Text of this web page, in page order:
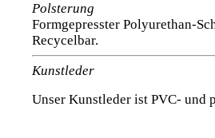
Polsterung
Formgepresster Polyurethan-
Recycelbar.
Kunstleder
Unser Kunstleder ist PVC- und